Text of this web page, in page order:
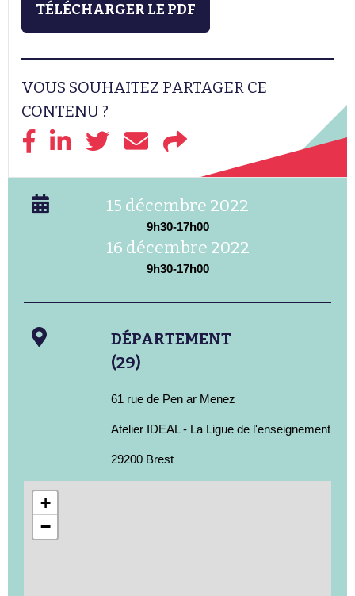
TÉLÉCHARGER LE PDF
VOUS SOUHAITEZ PARTAGER CE
CONTENU ?
15 décembre 2022
9h30-17h00
16 décembre 2022
9h30-17h00
DÉPARTEMENT
(29)
61 rue de Pen ar Menez
Atelier IDEAL - La Ligue de l'enseignement
29200 Brest
+
−